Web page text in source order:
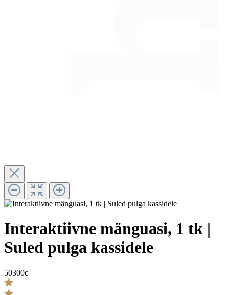
Interaktiivne mänguasi, 1 tk |
Suled pulga kassidele
50300c